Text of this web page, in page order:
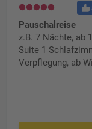
Pauschalreise
z.B. 7 Nächte, ab
Suite 1
Verpflegung, ab